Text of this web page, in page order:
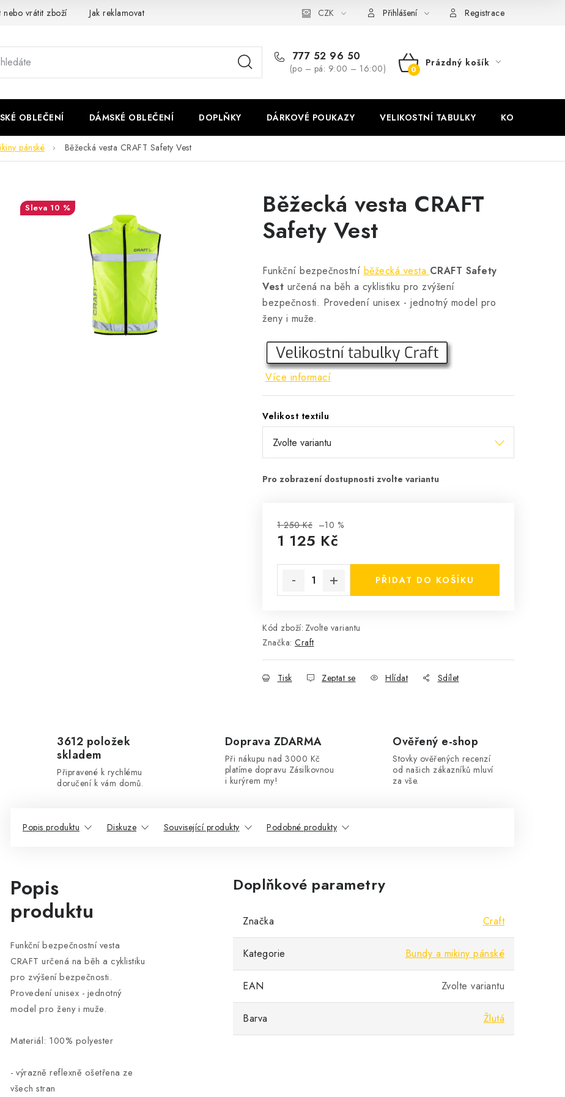
nebo vrátit zboží Jak reklamovat Velikostní tabulky Ochrana osobních údajů Zásady používání
CZK Přihlášení Registrace
777 52 96 50
(po – pá: 9:00 – 16:00)
NÁKUPNÍ
Prázdný košík
OBLEČENÍ DÁMSKÉ OBLEČENÍ DOPLŇKY DÁRKOVÉ POUKAZY VELIKOSTNÍ TABULKY KONTAKT
pánské Běžecká vesta CRAFT Safety Vest
Běžecká vesta CRAFT
Safety Vest
Funkční bezpečnostní běžecká vesta CRAFT Safety
Vest určená na běh a cyklistiku pro zvýšení
bezpečnosti. Provedení unisex - jednotný model pro
ženy i muže.
Více informací
Velikost textilu
1 250 Kč –10 %
1 125 Kč
PŘIDAT DO KOŠÍKU
Kód zboží: Zvolte variantu
Značka: Craft
Tisk Zeptat se Hlídat Sdílet
10 %
3612 položek
skladem
Připravené k rychlému
doručení k vám domů.
Doprava ZDARMA
Při nákupu nad 3000 Kč
platíme dopravu Zásilkovnou
i kurýrem my!
Ověřený e-shop
Stovky ověřených recenzí
od našich zákazníků mluví
za vše.
Popis produktu Diskuze Související produkty Podobné produkty
Popis
produktu
Funkční bezpečnostní vesta
CRAFT určená na běh a cyklistiku
pro zvýšení bezpečnosti.
Provedení unisex - jednotný
model pro ženy i muže.
Materiál: 100% polyester
- výrazně reflexně ošetřena ze
všech stran
Doplňkové parametry
Značka Craft
Kategorie Bundy a mikiny pánské
EAN Zvolte variantu
Barva Žlutá